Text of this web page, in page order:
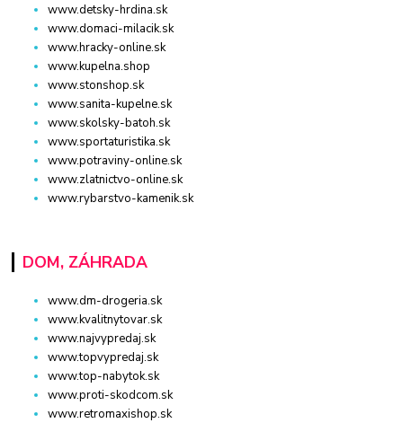
www.detsky-hrdina.sk
www.domaci-milacik.sk
www.hracky-online.sk
www.kupelna.shop
www.stonshop.sk
www.sanita-kupelne.sk
www.skolsky-batoh.sk
www.sportaturistika.sk
www.potraviny-online.sk
www.zlatnictvo-online.sk
www.rybarstvo-kamenik.sk
DOM, ZÁHRADA
www.dm-drogeria.sk
www.kvalitnytovar.sk
www.najvypredaj.sk
www.topvypredaj.sk
www.top-nabytok.sk
www.proti-skodcom.sk
www.retromaxishop.sk